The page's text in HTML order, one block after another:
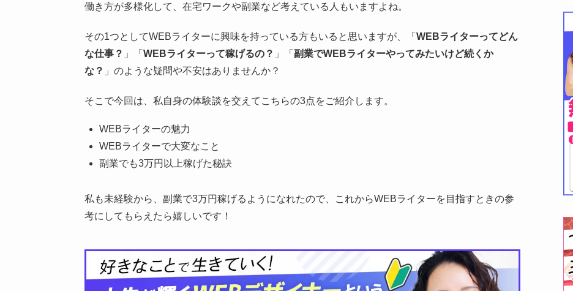
働き方が多様化して、在宅ワークや副業など考えている人もいますよね。
その1つとしてWEBライターに興味を持っている方もいると思いますが、「 WEBライターってどん
な仕事？ 」「 WEBライターって稼げるの？ 」「 副業でWEBライターやってみたいけど続くか
な？ 」のような疑問や不安はありませんか？
そこで今回は、私自身の体験談を交えてこちらの3点をご紹介します。
WEBライターの魅力
WEBライターで大変なこと
副業でも3万円以上稼げた秘訣
私も未経験から、副業で3万円稼げるようになれたので、これからWEBライターを目指すときの参
考にしてもらえたら嬉しいです！